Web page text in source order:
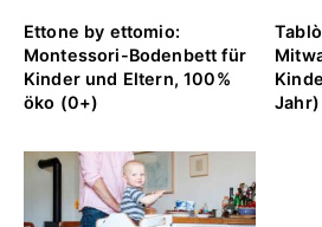
Ettone by ettomio:
Montessori-Bodenbett für
Kinder und Eltern, 100%
öko (0+)
Jahr)